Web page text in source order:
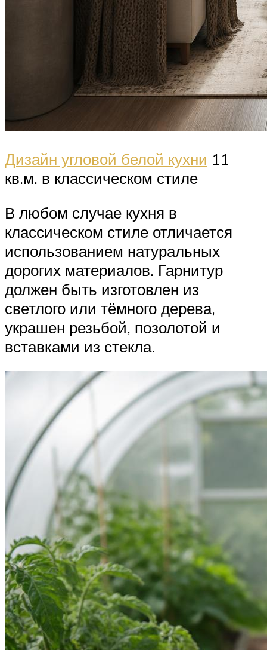
Дизайн угловой белой кухни 11
кв.м. в классическом стиле
В любом случае кухня в
классическом стиле отличается
использованием натуральных
дорогих материалов. Гарнитур
должен быть изготовлен из
светлого или тёмного дерева,
украшен резьбой, позолотой и
вставками из стекла.